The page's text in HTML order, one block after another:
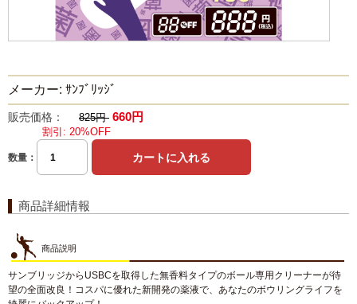
メーカー: ｻﾝﾌﾞﾘｯｼﾞ
販売価格： 825円 660円
割引: 20%OFF
数量：
商品詳細情報
商品説明
サンブリッジからUSBCを取得した無香料タイプのボール専用クリーナーが待
望の全面改良！コスパに優れた新開発の薬液で、あなたのボウリングライフを